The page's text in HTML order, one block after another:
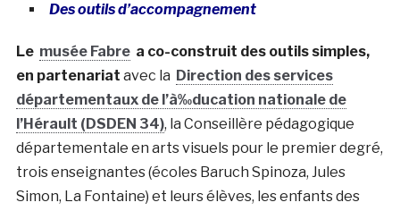
Des outils d’accompagnement
Le musée Fabrea co-construit des outils simples,
en partenariat avec la Direction des services
départementaux de l’à‰ducation nationale de
l’Hérault (DSDEN 34), la Conseillère pédagogique
départementale en arts visuels pour le premier degré,
trois enseignantes (écoles Baruch Spinoza, Jules
Simon, La Fontaine) et leurs élèves, les enfants des